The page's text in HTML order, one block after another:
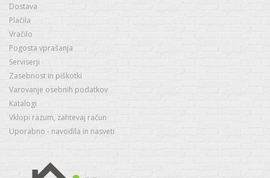
Dostava
Plačila
Vračilo
Pogosta vprašanja
Serviserji
Zasebnost in piškotki
Varovanje osebnih podatkov
Katalogi
Vklopi razum, zahtevaj račun
Uporabno - navodila in nasveti